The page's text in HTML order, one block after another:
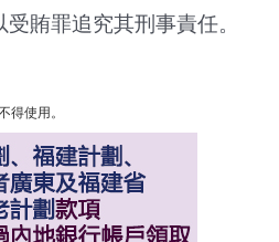
賄罪追究其刑事責任。
得使用。